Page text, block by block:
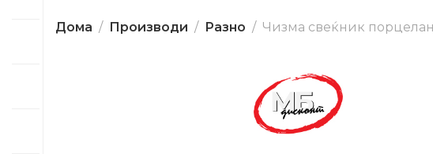
Дома Производи Разно Чизма свеќник